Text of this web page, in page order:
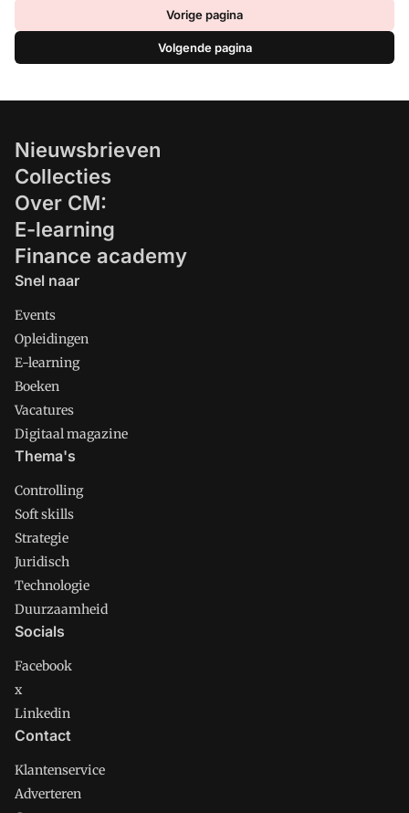
Vorige pagina
Volgende pagina
Nieuwsbrieven
Collecties
Over CM:
E-learning
Finance academy
Snel naar
Events
Opleidingen
E-learning
Boeken
Vacatures
Digitaal magazine
Thema's
Controlling
Soft skills
Strategie
Juridisch
Technologie
Duurzaamheid
Socials
Facebook
x
Linkedin
Contact
Klantenservice
Adverteren